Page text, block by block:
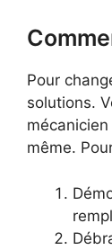
Pour
solutions.
même.